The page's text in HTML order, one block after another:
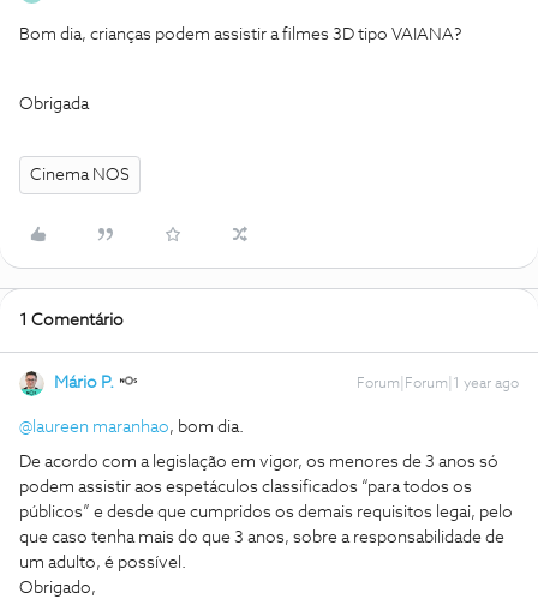
Bom dia, crianças podem assistir a filmes 3D tipo VAIANA?
Obrigada
Cinema NOS
1 Comentário
Mário P. Forum|Forum|1 year ago
@laureen maranhao, bom dia.
De acordo com a legislação em vigor, os menores de 3 anos só
podem assistir aos espetáculos classificados “para todos os
públicos” e desde que cumpridos os demais requisitos legai, pelo
que caso tenha mais do que 3 anos, sobre a responsabilidade de
um adulto, é possível.
Obrigado,